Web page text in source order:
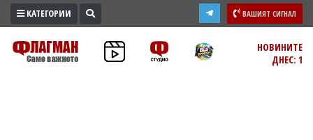
ПРОМО
ЗОНА
КАТЕГОРИИ ВАШИЯТ СИГНАЛ
НОВИНИТЕ
ДНЕС: 1